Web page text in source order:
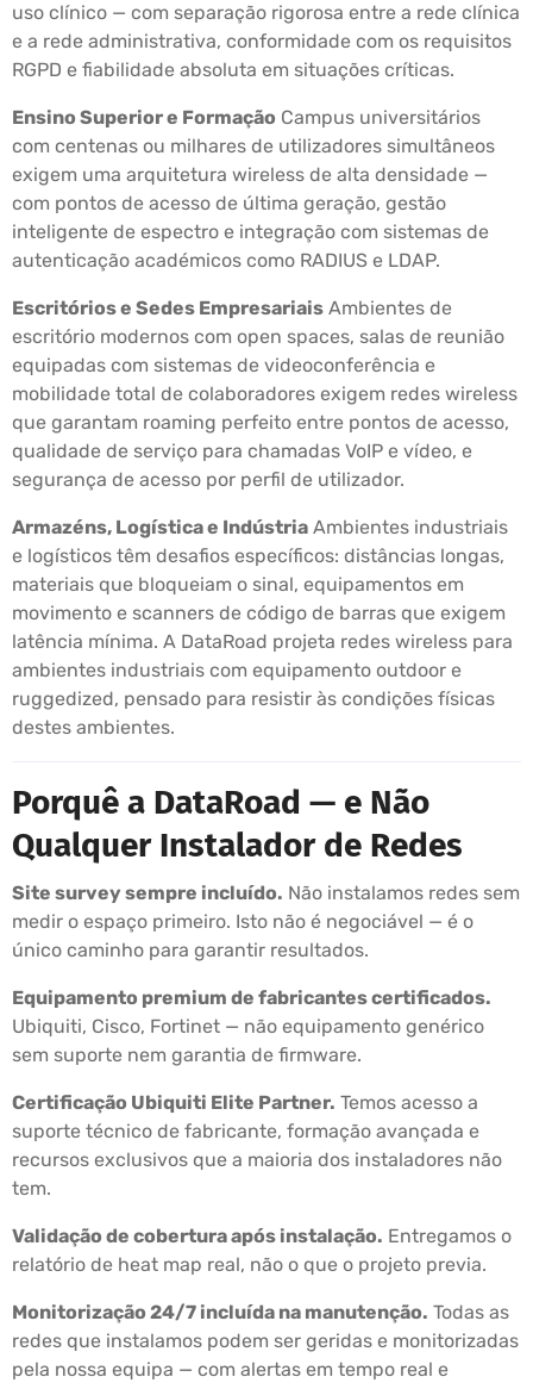
uso clínico — com separação rigorosa entre a rede clínica
e a rede administrativa, conformidade com os requisitos
RGPD e fiabilidade absoluta em situações críticas.
Ensino Superior e Formação Campus universitários
com centenas ou milhares de utilizadores simultâneos
exigem uma arquitetura wireless de alta densidade —
com pontos de acesso de última geração, gestão
inteligente de espectro e integração com sistemas de
autenticação académicos como RADIUS e LDAP.
Escritórios e Sedes Empresariais Ambientes de
escritório modernos com open spaces, salas de reunião
equipadas com sistemas de videoconferência e
mobilidade total de colaboradores exigem redes wireless
que garantam roaming perfeito entre pontos de acesso,
qualidade de serviço para chamadas VoIP e vídeo, e
segurança de acesso por perfil de utilizador.
Armazéns, Logística e Indústria Ambientes industriais
e logísticos têm desafios específicos: distâncias longas,
materiais que bloqueiam o sinal, equipamentos em
movimento e scanners de código de barras que exigem
latência mínima. A DataRoad projeta redes wireless para
ambientes industriais com equipamento outdoor e
ruggedized, pensado para resistir às condições físicas
destes ambientes.
Porquê a DataRoad — e Não
Qualquer Instalador de Redes
Site survey sempre incluído. Não instalamos redes sem
medir o espaço primeiro. Isto não é negociável — é o
único caminho para garantir resultados.
Equipamento premium de fabricantes certificados.
Ubiquiti, Cisco, Fortinet — não equipamento genérico
sem suporte nem garantia de firmware.
Certificação Ubiquiti Elite Partner. Temos acesso a
suporte técnico de fabricante, formação avançada e
recursos exclusivos que a maioria dos instaladores não
tem.
Validação de cobertura após instalação. Entregamos o
relatório de heat map real, não o que o projeto previa.
Monitorização 24/7 incluída na manutenção. Todas as
redes que instalamos podem ser geridas e monitorizadas
pela nossa equipa — com alertas em tempo real e